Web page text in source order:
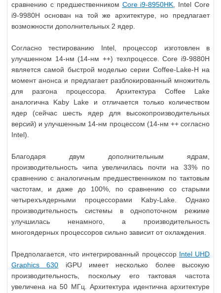
сравнению с предшественником Core i9-8950HK , Intel Core
i9-9980H основан на той же архитектуре, но предлагает
возможности дополнительных 2 ядер.
Согласно тестированию Intel, процессор изготовлен в
улучшенном 14-нм (14-нм ++) техпроцессе. Core i9-9880H
является самой быстрой моделью серии Coffee-Lake-H на
момент анонса и предлагает разблокированный множитель
для разгона процессора. Архитектура Coffee Lake
аналогична Kaby Lake и отличается только количеством
ядер (сейчас шесть ядер для высокопроизводительных
версий) и улучшенным 14-нм процессом (14-нм ++ согласно
Intel).
Благодаря двум дополнительным ядрам,
производительность чипа увеличилась почти на 33% по
сравнению с аналогичным предшественником по тактовым
частотам, и даже до 100%, по сравнению со старыми
четырехъядерными процессорами Kaby-Lake. Однако
производительность системы в однопоточном режиме
улучшилась ненамного, а производительность
многоядерных процессоров сильно зависит от охлаждения.
Предполагается, что интегрированный процессор Intel UHD
Graphics 630 iGPU имеет несколько более высокую
производительность, поскольку его тактовая частота
увеличена на 50 МГц. Архитектура идентична архитектуре